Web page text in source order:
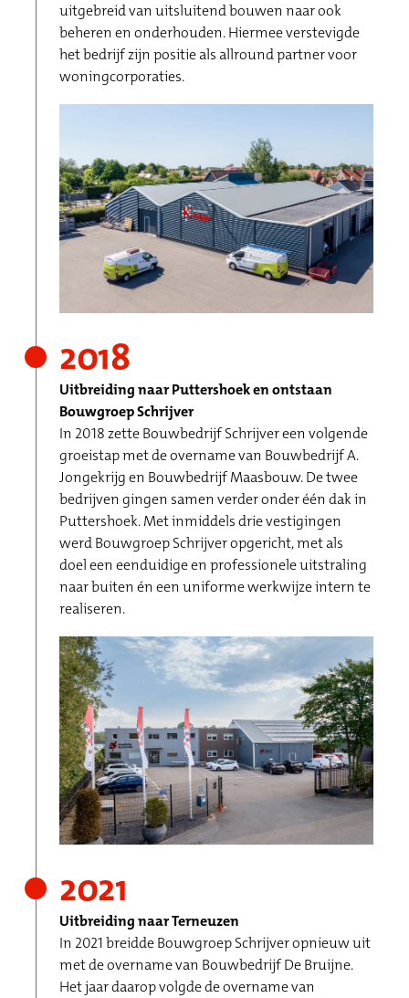
uitgebreid van uitsluitend bouwen naar ook
beheren en onderhouden. Hiermee verstevigde
het bedrijf zijn positie als allround partner voor
woningcorporaties.
2018
Uitbreiding naar Puttershoek en ontstaan
Bouwgroep Schrijver
In 2018 zette Bouwbedrijf Schrijver een volgende
groeistap met de overname van Bouwbedrijf A.
Jongekrijg en Bouwbedrijf Maasbouw. De twee
bedrijven gingen samen verder onder één dak in
Puttershoek. Met inmiddels drie vestigingen
werd Bouwgroep Schrijver opgericht, met als
doel een eenduidige en professionele uitstraling
naar buiten én een uniforme werkwijze intern te
realiseren.
2021
Uitbreiding naar Terneuzen
In 2021 breidde Bouwgroep Schrijver opnieuw uit
met de overname van Bouwbedrijf De Bruijne.
Het jaar daarop volgde de overname van